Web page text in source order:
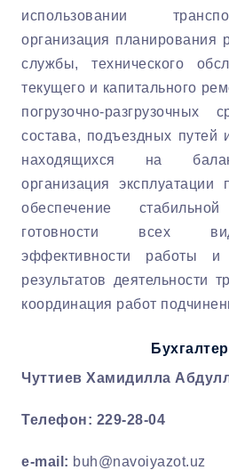
использовании
организация планирования
службы, технического
текущего и капитального
погрузочно-разгрузочных
состава, подъездных путей
находящихся на
организация эксплуатации
обеспечение стабильной
готовности всех
эффективности работы и
результатов деятельности
координация работ
Чуттиев Хамидилла
Телефон: 229-28-04
e-mail : buh@navoiyazot.uz